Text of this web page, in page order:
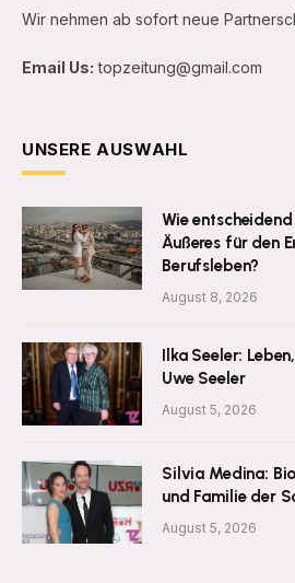
Wir nehmen ab sofort neue
Email Us: topzeitung@gmail.com
UNSERE AUSWAHL
Wie
Äußeres für den
Berufsleben?
August 8, 2026
Ilka Seeler:
Uwe Seeler
August 5, 2026
Silvia Medina:
und Familie der
August 5, 2026